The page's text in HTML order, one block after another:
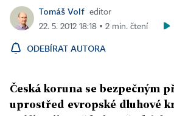
Tomáš Volf editor
22. 5. 2012 18:18 ▪ 2 min. čtení
ODEBÍRAT AUTORA
Česká koruna se bezpečným
uprostřed evropské dluhové